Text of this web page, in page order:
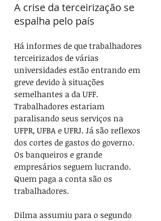
A crise da terceirização se
espalha pelo país
Há informes de que trabalhadores
terceirizados de várias
universidades estão entrando em
greve devido à situações
semelhantes a da UFF.
Trabalhadores estariam
paralisando seus serviços na
UFPR, UFBA e UFRJ. Já são reflexos
dos cortes de gastos do governo.
Os banqueiros e grande
empresários seguem lucrando.
Quem paga a conta são os
trabalhadores.
Dilma assumiu para o segundo